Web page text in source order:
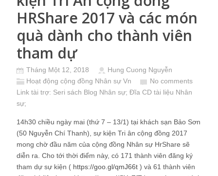
HRShare 2017 và các món
quà dành cho thành viên
tham dự
Tháng Một 12, 2018
Hung Cuong Nguyễn
Hoạt động cộng đồng Nhân sự Vn
No comments
Link tài trợ: Seri sách Blog Nhân sự; Đĩa CD tài liệu Nhân
sự;
14h30 chiều ngày mai (thứ 7 – 13/1) tại khách sạn Bảo Sơn
(50 Nguyễn Chí Thanh), sự kiện Tri ân cộng đồng 2017
mong chờ đầu năm của cộng đồng Nhân sự HrShare sẽ
diễn ra. Cho tới thời điểm này, có 171 thành viên đăng ký
tham dự sự kiện ( https://goo.gl/qmJ66t ) và 61 thành viên